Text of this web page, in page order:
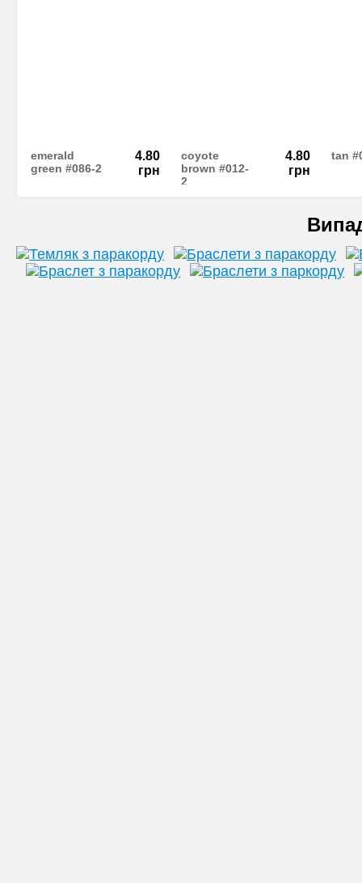
emerald
green #086-2
4.80
грн
coyote
brown #012-
2
4.80
грн
tan